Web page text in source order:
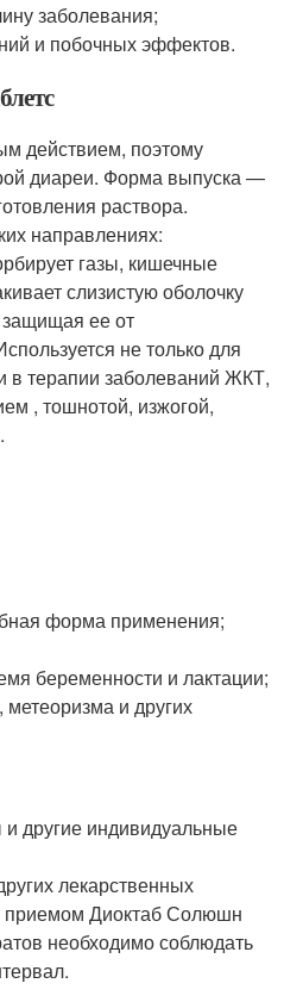
заболевания;
и побочных эффектов.
действием, поэтому
диареи. Форма выпуска —
раствора.
направлениях:
газы, кишечные
слизистую оболочку
защищая ее от
не только для
в терапии заболеваний ЖКТ,
, тошнотой, изжогой,
форма применения;
беременности и лактации;
и других
другие индивидуальные
лекарственных
приемом Диоктаб Солюшн
необходимо соблюдать